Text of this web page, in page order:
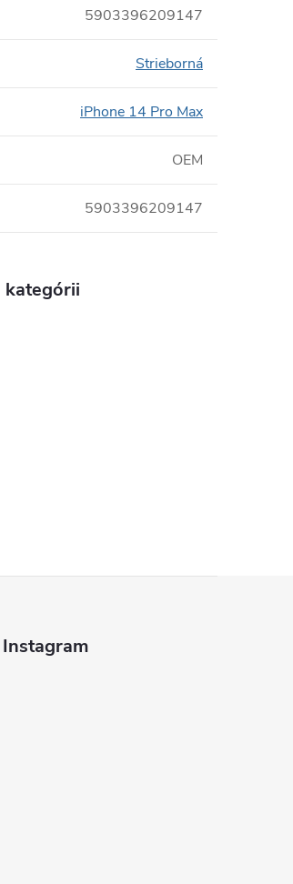
5903396209147
Strieborná
iPhone 14 Pro Max
OEM
5903396209147
kategórii
Instagram